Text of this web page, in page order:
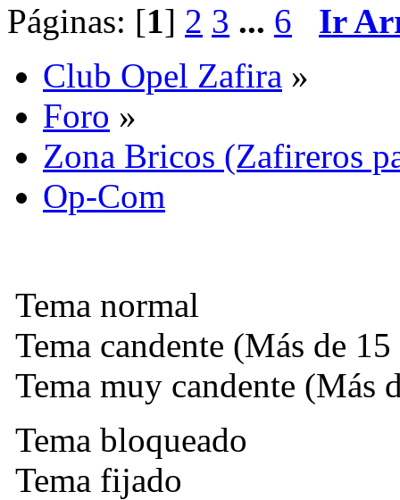
Páginas: [1] 2 3 ... 6
Ir
Club Opel Zafira »
Foro »
Zona Bricos (Zafireros
Op-Com
Tema normal
Tema candente (Más de 15
Tema muy candente (Más
Tema bloqueado
Tema fijado